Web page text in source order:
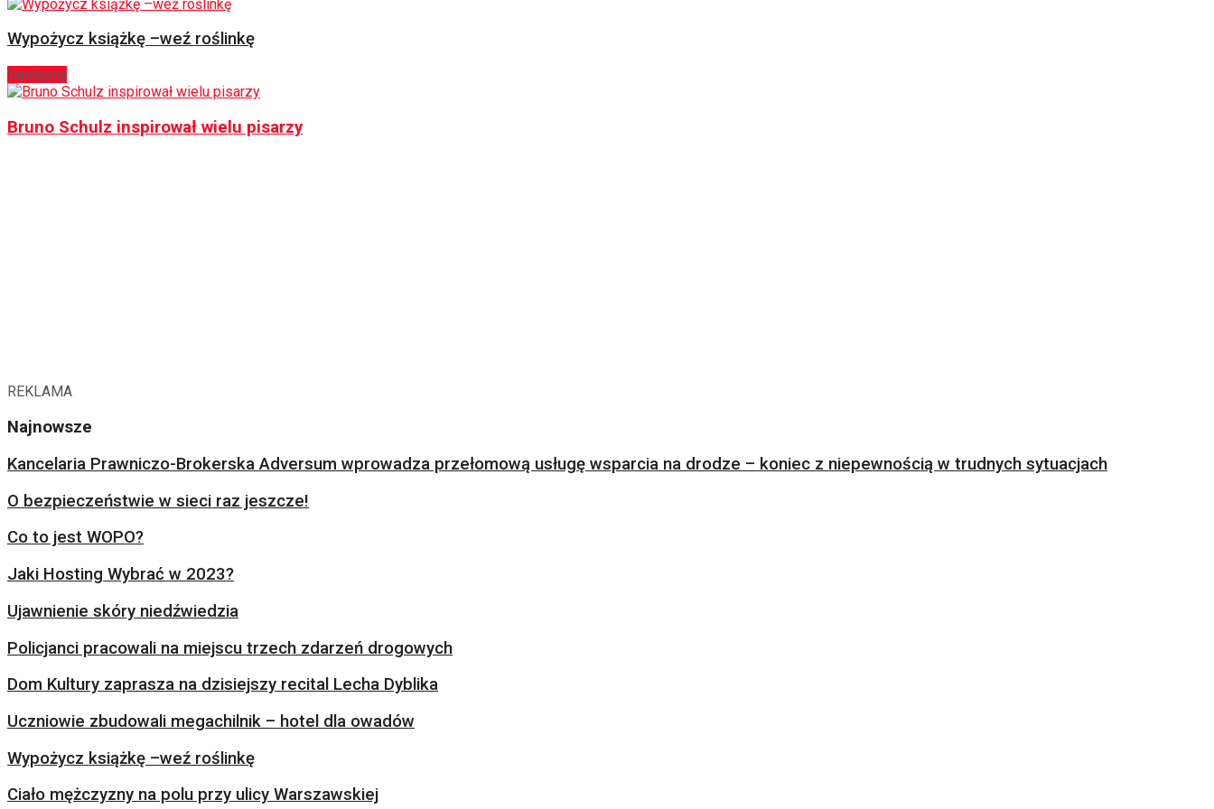
Wypożycz książkę –weź roślinkę
Następny
Bruno Schulz inspirował wielu pisarzy
REKLAMA
Najnowsze
Kancelaria Prawniczo-Brokerska Adversum wprowadza przełomową usługę wsparcia na drodze – koniec z niepewnością w trudnych sytuacjach
O bezpieczeństwie w sieci raz jeszcze!
Co to jest WOPO?
Jaki Hosting Wybrać w 2023?
Ujawnienie skóry niedźwiedzia
Policjanci pracowali na miejscu trzech zdarzeń drogowych
Dom Kultury zaprasza na dzisiejszy recital Lecha Dyblika
Uczniowie zbudowali megachilnik – hotel dla owadów
Wypożycz książkę –weź roślinkę
Ciało mężczyzny na polu przy ulicy Warszawskiej